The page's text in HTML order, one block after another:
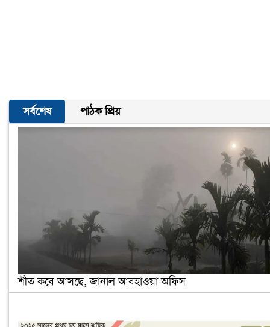
সর্বশেষ পাঠক প্রিয়
শীত কবে আসছে, জানাল আবহাওয়া অফিস